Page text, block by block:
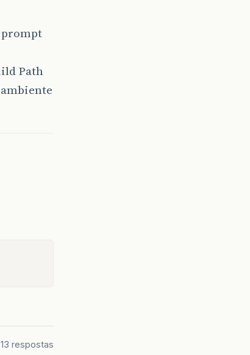
prompt
Path
13 respostas